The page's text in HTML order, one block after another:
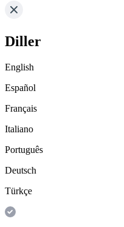
Diller
English
Español
Français
Italiano
Português
Deutsch
Türkçe